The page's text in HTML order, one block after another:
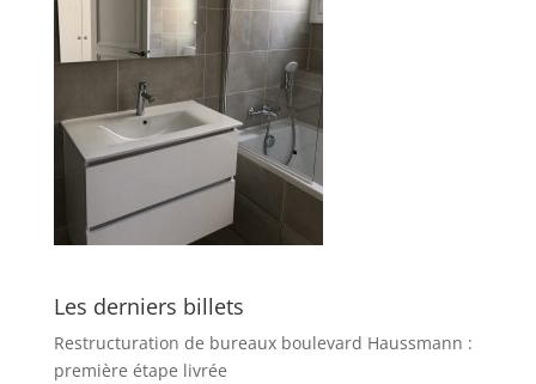
Les derniers billets
Restructuration de bureaux boulevard Haussmann :
première étape livrée